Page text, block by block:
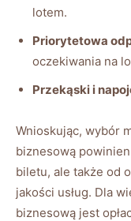
lotem.
Priorytetowa⁣
oczekiwania na
Przekąski ⁤i
Wnioskując, wybór
biznesową
biletu, ale także⁤ od
jakości ‍usług. ‍Dla
biznesową jest